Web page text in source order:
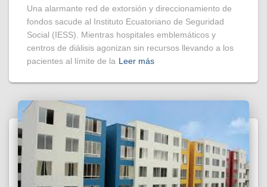
​Una alarmante red de extorsión y direccionamiento de
fondos sacude al Instituto Ecuatoriano de Seguridad
Social (IESS). Mientras hospitales emblemáticos y
centros de diálisis agonizan sin recursos llevando a los
pacientes al límite de la Leer más